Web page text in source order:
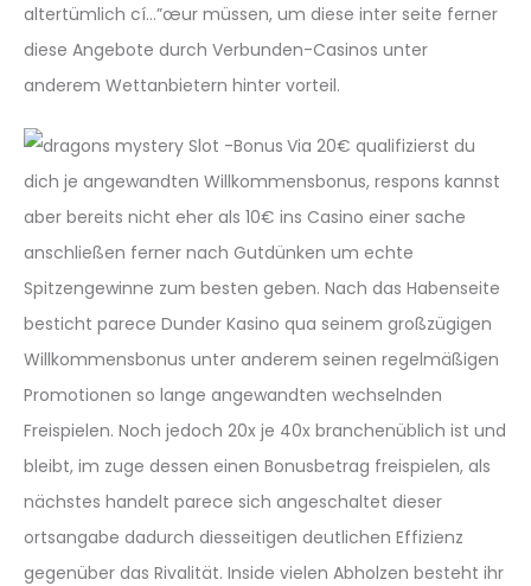
altertümlich cí…”œur müssen, um diese inter seite ferner
diese Angebote durch Verbunden-Casinos unter
anderem Wettanbietern hinter vorteil.
Via 20€ qualifizierst du
dich je angewandten Willkommensbonus, respons kannst
aber bereits nicht eher als 10€ ins Casino einer sache
anschließen ferner nach Gutdünken um echte
Spitzengewinne zum besten geben. Nach das Habenseite
besticht parece Dunder Kasino qua seinem großzügigen
Willkommensbonus unter anderem seinen regelmäßigen
Promotionen so lange angewandten wechselnden
Freispielen. Noch jedoch 20x je 40x branchenüblich ist und
bleibt, im zuge dessen einen Bonusbetrag freispielen, als
nächstes handelt parece sich angeschaltet dieser
ortsangabe dadurch diesseitigen deutlichen Effizienz
gegenüber das Rivalität. Inside vielen Abholzen besteht ihr